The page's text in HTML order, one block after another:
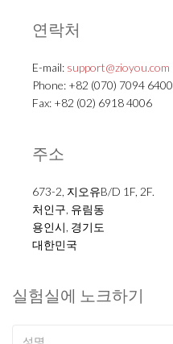
연락처
E-mail: support@zioyou.com
Phone: +82 (070) 7094 6400
Fax: +82 (02) 6918 4006
주소
673-2, 지오유B/D 1F, 2F.
처인구, 유림동
용인시, 경기도
대한민국
실험실에 노크하기